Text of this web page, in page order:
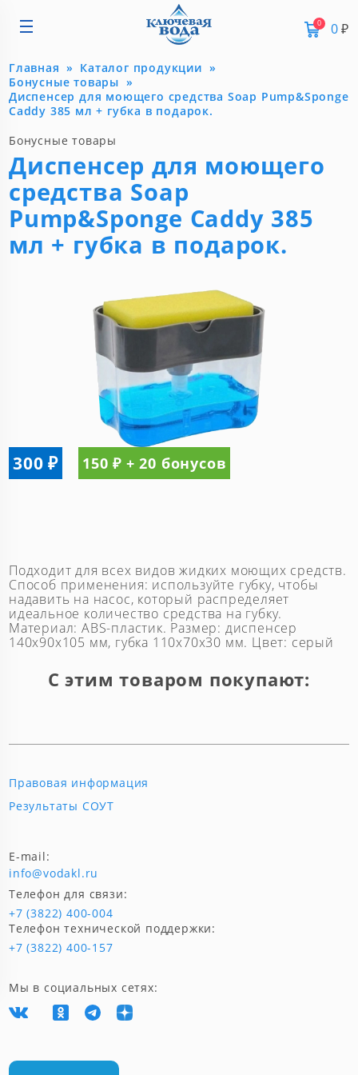
0 0₽
Главная
Каталог продукции
Бонусные товары
Диспенсер для моющего средства Soap Pump&Sponge
Caddy 385 мл + губка в подарок.
Бонусные товары
Диспенсер для моющего
средства Soap
Pump&Sponge Caddy 385
мл + губка в подарок.
Подходит для всех видов жидких моющих средств.
Способ применения: используйте губку, чтобы
надавить на насос, который распределяет
идеальное количество средства на губку.
Материал: ABS-пластик. Размер: диспенсер
140x90x105 мм, губка 110x70x30 мм. Цвет: серый
300 ₽ 150 ₽ + 20 бонусов
С этим товаром покупают:
Правовая информация
Результаты СОУТ
Телефон для связи:
+7 (3822) 400-004
Телефон технической поддержки:
+7 (3822) 400-157
E-mail:
info@vodakl.ru
Мы в социальных сетях: